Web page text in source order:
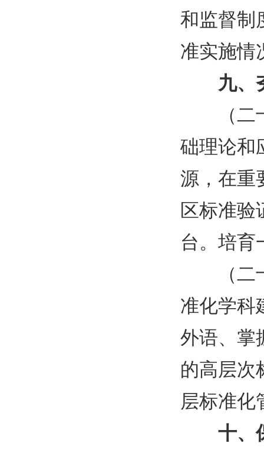
和监督制
准实施情
九、
（
础理论和
源，在重
区标准验
台。培育
（
准化学科
外语、掌
的高层次
层标准化
十、